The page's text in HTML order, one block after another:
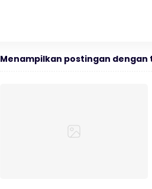
Menampilkan postingan dengan